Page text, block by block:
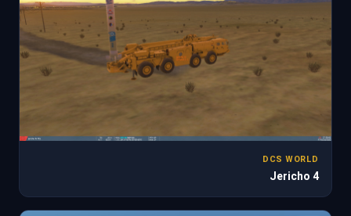
DCS WORLD
Jericho 4